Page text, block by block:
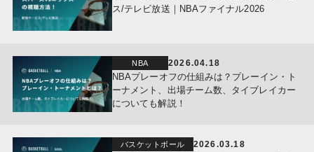
ス/テレビ放送｜NBAファイナル2026
NBA 2026.04.18
NBAプレーオフの仕組みは？プレーイン・ト
ーナメント、出場チーム数、タイブレイカー
についても解説！
バスケットボール 2026.03.18